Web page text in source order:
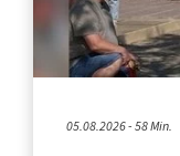
05.08.2026 - 58 Min.